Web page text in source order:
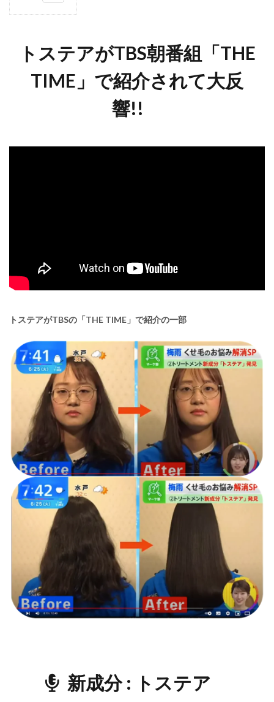
朝番組
「THE
で紹介
されて
で注
日本
くせ
毛の
割合
4.1
偶
然、
新成
分を
発見!
4.1.1
トステ
アの性
質
4.1.2
店販品 :
t/ Curl &
Straight
Mist
4.1.3
施術業
務用 : ト
ービー
トリー
トステアがTBS朝番組「THE
TIME」で紹介されて大反
響!!
トステアがTBSの「THE TIME」で紹介の一部
新成分: トステア